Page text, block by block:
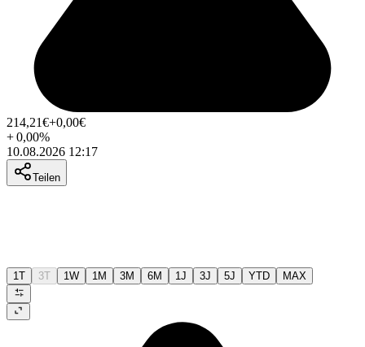
214,21€+0,00€
+0,00%
10.08.2026 12:17
Teilen
1T 3T 1W 1M 3M 6M 1J 3J 5J YTD MAX